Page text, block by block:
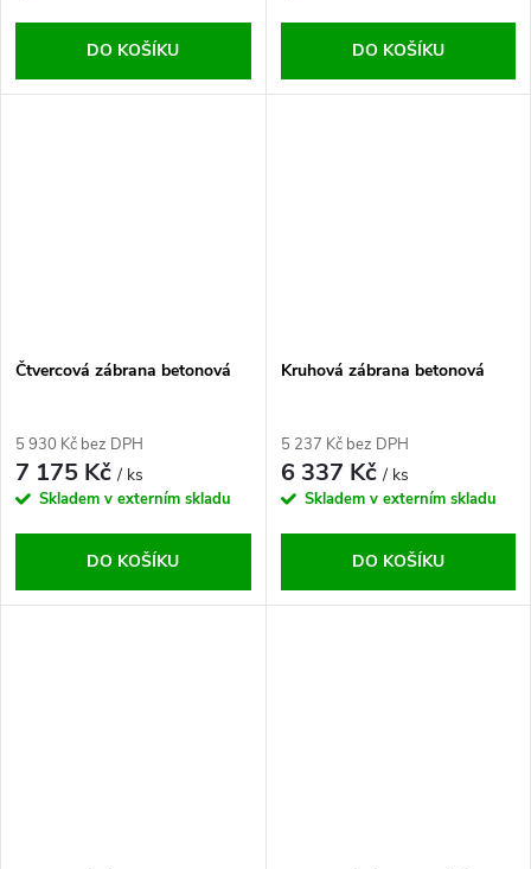
DO KOŠÍKU DO KOŠÍKU
Čtvercová zábrana betonová
5 930 Kč bez DPH
7 175 Kč/ ks
Skladem v externím skladu
DO KOŠÍKU
Kruhová zábrana betonová
5 237 Kč bez DPH
6 337 Kč/ ks
Skladem v externím skladu
DO KOŠÍKU